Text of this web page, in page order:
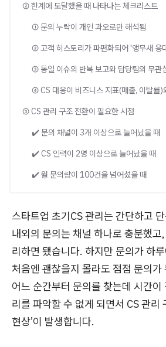
② 한계에 도달했을 때 나타나는 체크리스트
① 문의 누락이 개인 과오로만 해석됨
② 고객 히스토리가 파편화되어 '앵무새 응
③ 동일 이슈의 반복 보고와 담당팀의 무관
④ CS 대응이 비즈니스 지표(매출, 이탈률)
③ CS 관리 구조 전환이 필요한 시점
✔️ 문의 채널이 3개 이상으로 늘어났을 때
✔️ CS 인력이 2명 이상으로 늘어났을 때
✔️ 월 문의량이 100건을 넘어섰을 때
스타트업 초기CS 관리는 간단하고
내외의 문의는 채널 하나로 충분했고
리하면 됐습니다. 하지만 문의가 하
처음엔 괜찮을지 몰라도 점점 문의가
어느 순간부터 문의를 찾는데 시간이
리를 파악할 수 없게 되면서 CS 관리
현상’이 발생합니다.